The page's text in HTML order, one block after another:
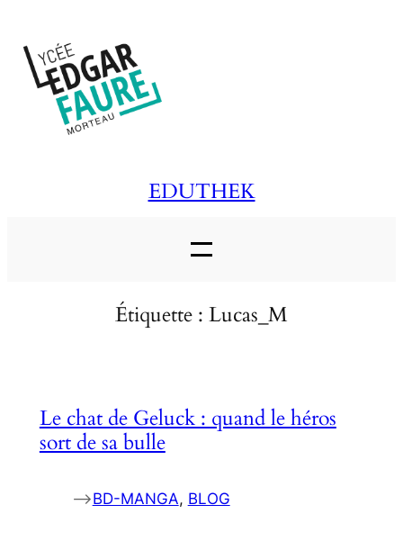
au
contenu
EDUTHEK
Étiquette : Lucas_M
Le chat de Geluck : quand le héros
sort de sa bulle
–>BD-MANGA, BLOG